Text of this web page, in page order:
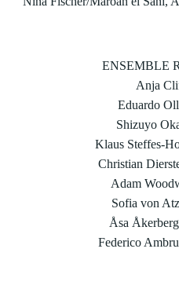
ENSEMBLE
Anja
Eduardo
Shizuyo
Klaus Steffes-
Christian
Adam
Sofia von
Åsa
Federico